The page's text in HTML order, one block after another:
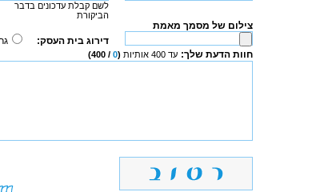
לשם קבלת עדכונים בדבר
הביקורת
צילום של מסמך מאמת
דירוג בית העסק:
חוות הדעת שלך: עד 400 אותיות (
0
/ 400)